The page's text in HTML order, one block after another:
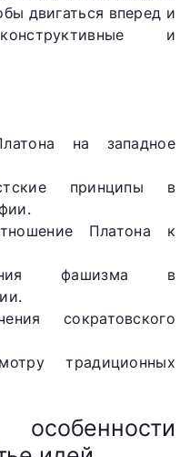
двигаться вперед и
и
на западное
принципы в
Платона к
фашизма в
сократовского
традиционных